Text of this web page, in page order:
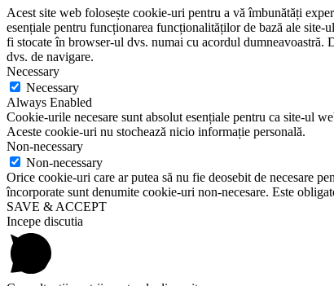
Acest site web folosește cookie-uri pentru a vă îmbunătăți
esențiale pentru funcționarea funcționalităților de bază ale
fi stocate în browser-ul dvs. numai cu acordul dumneavoastră.
dvs. de navigare.
Necessary
Necessary
Always Enabled
Cookie-urile necesare sunt absolut esențiale pentru ca site-ul
Aceste cookie-uri nu stochează nicio informație personală.
Non-necessary
Non-necessary
Orice cookie-uri care ar putea să nu fie deosebit de necesare
încorporate sunt denumite cookie-uri non-necesare. Este
SAVE & ACCEPT
Incepe discutia